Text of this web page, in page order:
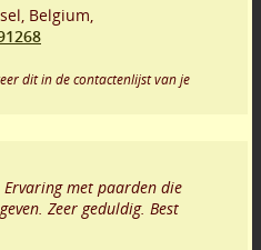
, Belgium,
dit in de contactenlijst van je
met paarden die
Zeer geduldig. Best